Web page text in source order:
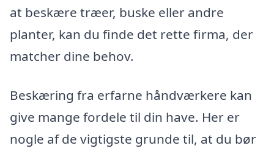
at beskære træer, buske eller andre
planter, kan du finde det rette firma, der
matcher dine behov.
Beskæring fra erfarne håndværkere kan
give mange fordele til din have. Her er
nogle af de vigtigste grunde til, at du bør